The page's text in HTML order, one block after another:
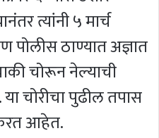
त्यांनी ५ मार्च
पोलीस ठाण्यात अज्ञात
चोरून नेल्याची
चोरीचा पुढील तपास
आहेत.